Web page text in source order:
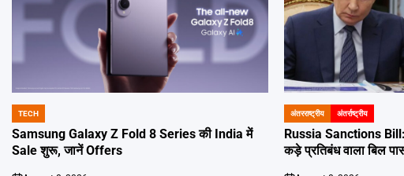
POSTED
IN
TECH
Samsung Galaxy Z Fold 8 Series की India में
Sale शुरू, जानें Offers
POSTED
IN
अंतरराष्ट्रीय अंतर्राष्ट्रीय
Russia Sanctions
कड़े प्रतिबंध वाला बिल